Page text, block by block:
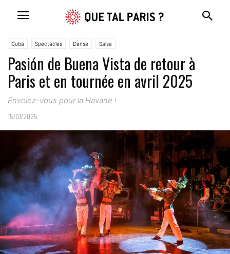
Cuba Spectacles Danse Salsa
Pasión de Buena Vista de retour à
Paris et en tournée en avril 2025
Envolez-vous pour la Havane !
15/01/2025